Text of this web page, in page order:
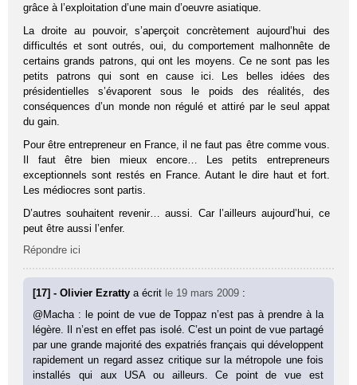
grâce à l’exploitation d’une main d’oeuvre asiatique.
La droite au pouvoir, s’aperçoit concrètement aujourd’hui des
difficultés et sont outrés, oui, du comportement malhonnête de
certains grands patrons, qui ont les moyens. Ce ne sont pas les
petits patrons qui sont en cause ici. Les belles idées des
présidentielles s’évaporent sous le poids des réalités, des
conséquences d’un monde non régulé et attiré par le seul appat
du gain.
Pour être entrepreneur en France, il ne faut pas être comme vous.
Il faut être bien mieux encore… Les petits entrepreneurs
exceptionnels sont restés en France. Autant le dire haut et fort.
Les médiocres sont partis.
D’autres souhaitent revenir… aussi. Car l’ailleurs aujourd’hui, ce
peut être aussi l’enfer.
Répondre ici
[17] - Olivier Ezrattya écrit le 19 mars 2009 :
@Macha : le point de vue de Toppaz n’est pas à prendre à la
légère. Il n’est en effet pas isolé. C’est un point de vue partagé
par une grande majorité des expatriés français qui développent
rapidement un regard assez critique sur la métropole une fois
installés qui aux USA ou ailleurs. Ce point de vue est